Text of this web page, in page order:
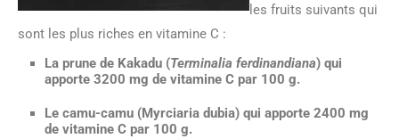
les fruits suivants qui
sont les plus riches en vitamine C :
La prune de Kakadu (Terminalia ferdinandiana) qui
apporte 3200 mg de vitamine C par 100 g.
Le camu-camu (Myrciaria dubia) qui apporte 2400 mg
de vitamine C par 100 g.